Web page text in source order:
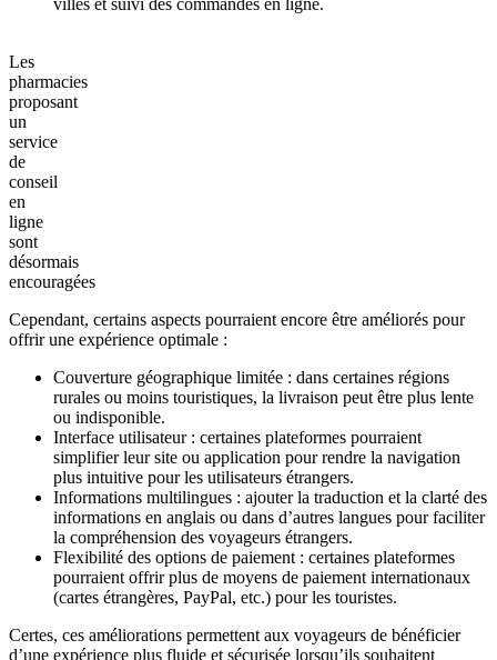
sont régulièrement reconnues pour leur sérieux et leur fiabilité.
Les avis que notre agence voyage Vietnam a recueillis auprès de
résidents et de voyageurs montrent que ces
fiables au Vietnam
respectent les normes locales et sont généralement authentifiés
Traçabilité et transparence : factures officielles et informations
instructions d’utilisation précises.
Accessibilité et livraison : livraison rapide dans les grandes
villes et suivi des commandes en ligne.